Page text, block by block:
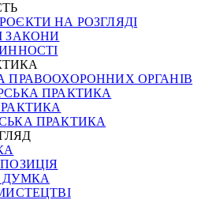
НА РОЗГЛЯДІ
ЗАКОНИ
ПРАВООХОРОННИХ ОРГАНІВ
ПРАКТИКА
ПРАКТИКА
ДУМКА